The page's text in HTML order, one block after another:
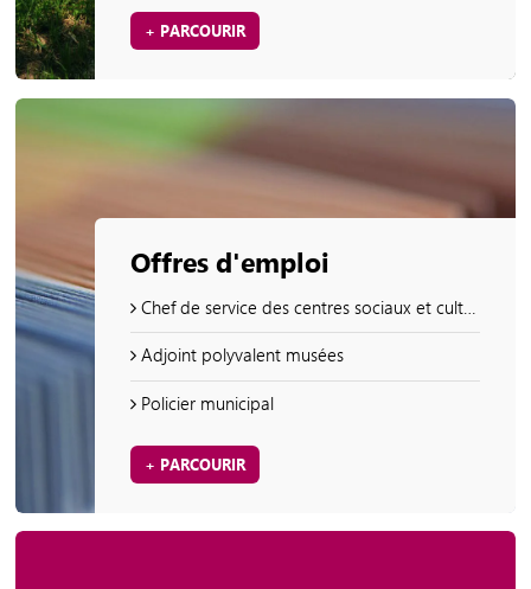
+ PARCOURIR
Offres d'emploi
Chef de service des centres sociaux et culturels en charge des ressources et des process et du CSC Vallée Saint Pierre
Adjoint polyvalent musées
Policier municipal
+ PARCOURIR